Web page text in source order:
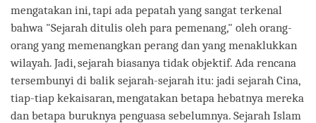
mengatakan ini, tapi ada pepatah yang sangat terkenal
bahwa "Sejarah ditulis oleh para pemenang," oleh orang-
orang yang memenangkan perang dan yang menaklukkan
wilayah. Jadi, sejarah biasanya tidak objektif. Ada rencana
tersembunyi di balik sejarah-sejarah itu: jadi sejarah Cina,
tiap-tiap kekaisaran, mengatakan betapa hebatnya mereka
dan betapa buruknya penguasa sebelumnya. Sejarah Islam